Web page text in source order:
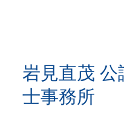
岩見直茂 公
士事務所